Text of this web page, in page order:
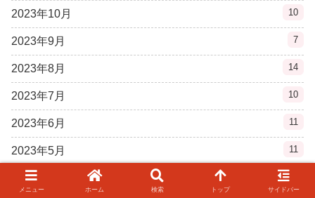
2023年10月 10
2023年9月 7
2023年8月 14
2023年7月 10
2023年6月 11
2023年5月 11
2023年4月 11
メニュー ホーム 検索 トップ サイドバー